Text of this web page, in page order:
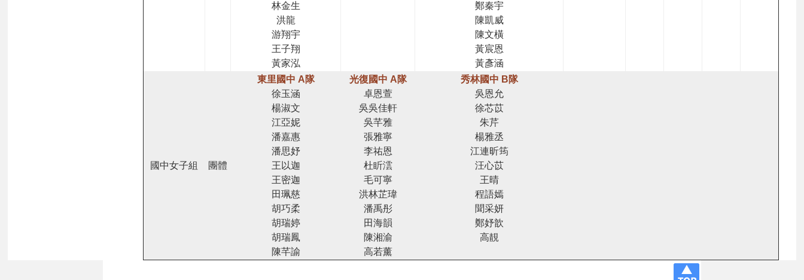
林金生
洪龍
游翔宇
王子翔
黃家泓
鄭秦宇
陳凱威
陳文橫
黃宸恩
黃彥涵
國中女子組 團體
東里國中 A隊
徐玉涵
楊淑文
江亞妮
潘嘉惠
潘思妤
王以迦
王密迦
田珮慈
胡巧柔
胡瑞婷
胡瑞鳳
陳芊諭
光復國中 A隊
卓恩萱
吳吳佳軒
吳芊雅
張雅寧
李祐恩
杜盺澐
毛可寧
洪林芷瑋
潘禹彤
田海韻
陳湘渝
高若薰
秀林國中 B隊
吳恩允
徐芯苡
朱芹
楊雅丞
江連昕筠
汪心苡
王晴
程語嫣
聞采妍
鄭妤歆
高靚